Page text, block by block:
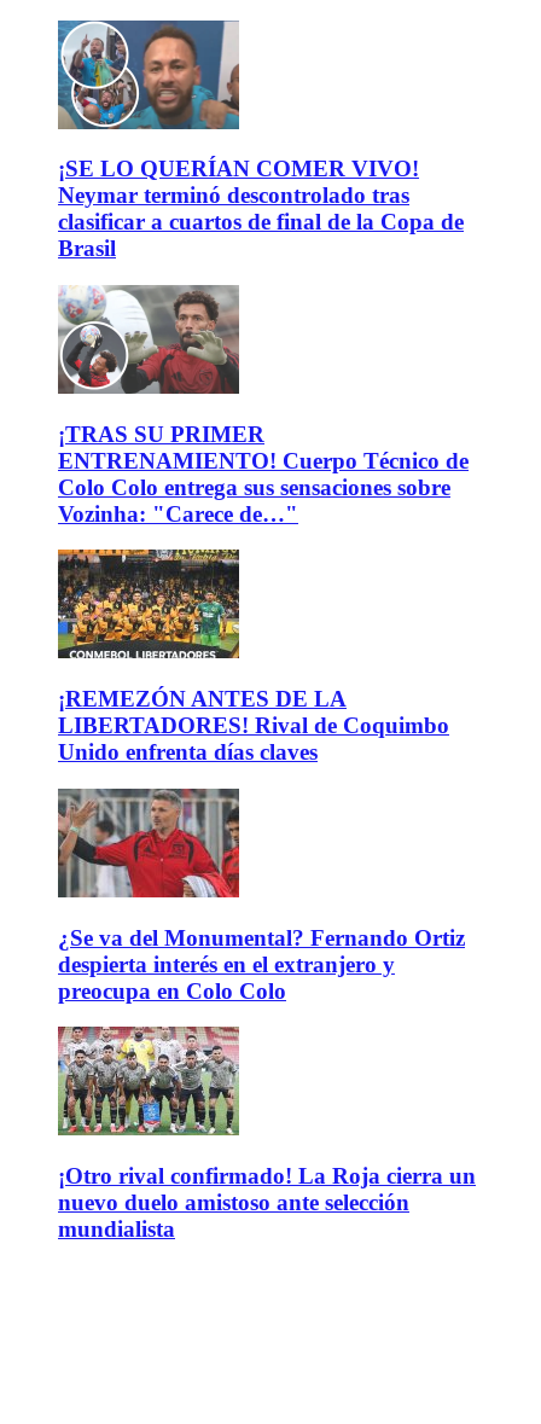
¡SE LO QUERÍAN COMER VIVO!
Neymar terminó descontrolado tras
clasificar a cuartos de final de la Copa de
Brasil
¡TRAS SU PRIMER
ENTRENAMIENTO! Cuerpo Técnico de
Colo Colo entrega sus sensaciones sobre
Vozinha: "Carece de…"
¡REMEZÓN ANTES DE LA
LIBERTADORES! Rival de Coquimbo
Unido enfrenta días claves
¿Se va del Monumental? Fernando Ortiz
despierta interés en el extranjero y
preocupa en Colo Colo
¡Otro rival confirmado! La Roja cierra un
nuevo duelo amistoso ante selección
mundialista